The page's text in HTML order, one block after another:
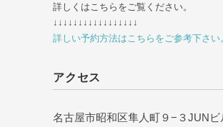
詳しくはこちらをご覧ください。
↓↓↓↓↓↓↓↓↓↓↓↓↓↓↓↓↓
詳しい予約方法はこちらをご参考下さい
アクセス
名古屋市昭和区隼人町９−３JUNビ